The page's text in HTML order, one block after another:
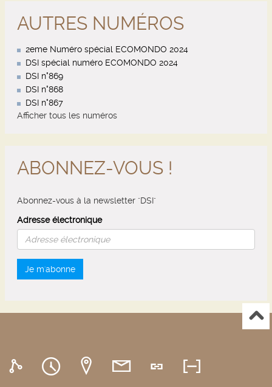
AUTRES NUMÉROS
2eme Numéro spécial ECOMONDO 2024
DSI spécial numéro ECOMONDO 2024
DSI n°869
DSI n°868
DSI n°867
Afficher tous les numéros
ABONNEZ-VOUS !
Abonnez-vous à la newsletter "DSI"
Adresse électronique
Je m'abonne